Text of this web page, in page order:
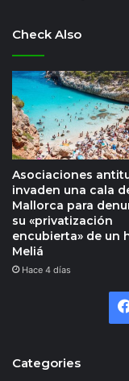
Check Also
Asociaciones
invaden una cala
Mallorca para
su «privatización
encubierta» de un
Meliá
Hace 4 días
Categories